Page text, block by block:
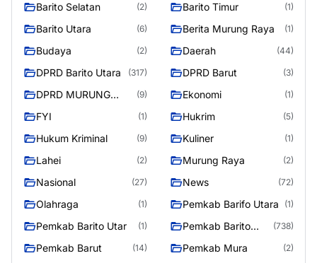
Barito Selatan (2) Barito Timur (1)
Barito Utara (6) Berita Murung Raya (1)
Budaya (2) Daerah (44)
DPRD Barito Utara (317) DPRD Barut (3)
DPRD MURUNG
(9) Ekonomi (1)
FYI (1) Hukrim (5)
Hukum Kriminal (9) Kuliner (1)
Lahei (2) Murung Raya (2)
Nasional (27) News (72)
Olahraga (1) Pemkab Barifo Utara (1)
Pemkab Barito Utar (1)
Pemkab Barito
(738)
Pemkab Barut (14) Pemkab Mura (2)